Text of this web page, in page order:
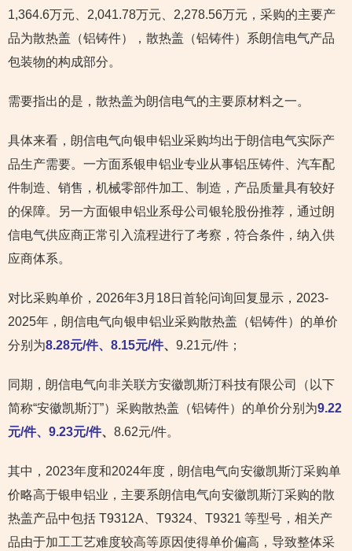
1,364.6万元、2,041.78万元、2,278.56万元，采购的主要产
品为散热盖（铝铸件），散热盖（铝铸件）系朗信电气产品
包装物的构成部分。
需要指出的是，散热盖为朗信电气的主要原材料之一。
具体来看，朗信电气向银申铝业采购均出于朗信电气实际产
品生产需要。一方面系银申铝业专业从事铝压铸件、汽车配
件制造、销售，机械零部件加工、制造，产品质量具有较好
的保障。另一方面银申铝业系母公司银轮股份推荐，通过朗
信电气供应商正常引入流程进行了考察，符合条件，纳入供
应商体系。
对比采购单价，2026年3月18日首轮问询回复显示，2023-
2025年，朗信电气向银申铝业采购散热盖（铝铸件）的单价
分别为8.28元/件、8.15元/件、 9.21元/件；
同期，朗信电气向非关联方安徽凯斯汀科技有限公司（以下
简称“安徽凯斯汀”）采购散热盖（铝铸件）的单价分别为9.22
元/件、9.23元/件、 8.62元/件。
其中，2023年度和2024年度，朗信电气向安徽凯斯汀采购单
价略高于银申铝业，主要系朗信电气向安徽凯斯汀采购的散
热盖产品中包括 T9312A、T9324、T9321 等型号，相关产
品由于加工工艺难度较高等原因使得单价偏高，导致整体采